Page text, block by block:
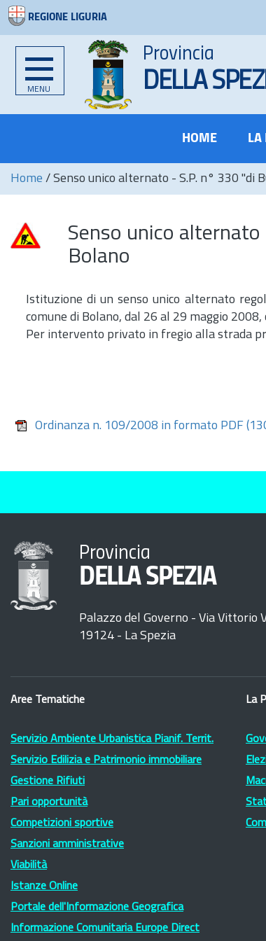
REGIONE LIGURIA
MENU
Provincia
DELLA
HOME LA
Home / Senso unico alternato - S.P. n° 330 "di
Senso unico
Bolano
Istituzione di un senso unico alternato
comune di Bolano, dal 26 al 29 maggio
Per intervento privato in fregio alla strada
Ordinanza n. 109/2008 in formato PDF
Provincia
DELLA SPEZIA
Palazzo del Governo - Via Vittorio
19124 - La Spezia
Aree Tematiche
Servizio Ambiente Urbanistica Pianif. Territ.
Servizio Edilizia e Patrimonio immobiliare
Gestione Rifiuti
Pari opportunità
Competizioni sportive
Sanzioni amministrative
Viabilità
Istanze Online
Portale dell'Informazione Geografica
Informazione Comunitaria Europe Direct
La